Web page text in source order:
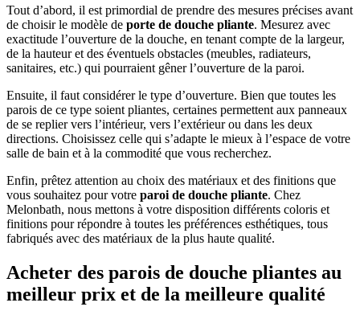
Tout d’abord, il est primordial de prendre des mesures précises avant
de choisir le modèle de porte de douche pliante. Mesurez avec
exactitude l’ouverture de la douche, en tenant compte de la largeur,
de la hauteur et des éventuels obstacles (meubles, radiateurs,
sanitaires, etc.) qui pourraient gêner l’ouverture de la paroi.
Ensuite, il faut considérer le type d’ouverture. Bien que toutes les
parois de ce type soient pliantes, certaines permettent aux panneaux
de se replier vers l’intérieur, vers l’extérieur ou dans les deux
directions. Choisissez celle qui s’adapte le mieux à l’espace de votre
salle de bain et à la commodité que vous recherchez.
Enfin, prêtez attention au choix des matériaux et des finitions que
vous souhaitez pour votre paroi de douche pliante. Chez
Melonbath, nous mettons à votre disposition différents coloris et
finitions pour répondre à toutes les préférences esthétiques, tous
fabriqués avec des matériaux de la plus haute qualité.
Acheter des parois de douche pliantes au
meilleur prix et de la meilleure qualité